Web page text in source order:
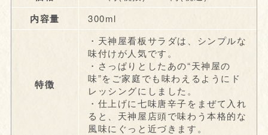
内容量 300ml
特徴
・天神屋看板サラダは、シンプルな
味付けが人気です。
・さっぱりとしたあの“天神屋の
味”をご家庭でも味わえるようにド
レッシングにしました。
・仕上げに七味唐辛子をまぜて入れ
ると、天神屋店頭で味わう本格的な
風味にぐっと近づきます。